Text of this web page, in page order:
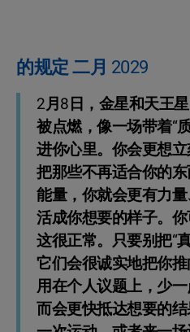
的规定 二月 2029
2月8日，金星和天王
被点燃，像一场带着“
进你心里。你会更想
把那些不再适合你的
能量，你就会更有力
活成你想要的样子。
这很正常。只要别把“
它们会很诚实地把你
用在个人议题上，少
而会更快抵达想要的